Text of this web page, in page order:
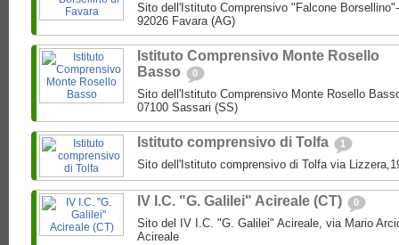
Sito dell'Istituto Comprensivo "Falcone
92026 Favara (AG)
Istituto Comprensivo Monte Rosello
Basso
0
Sito dell'Istituto Comprensivo Monte Rosello
07100 Sassari (SS)
Istituto comprensivo di Tolfa 1
Sito dell'Istituto comprensivo di Tolfa via
IV I.C. "G. Galilei" Acireale (CT) 0
Sito del IV I.C. "G. Galilei" Acireale, via Mario
Acireale